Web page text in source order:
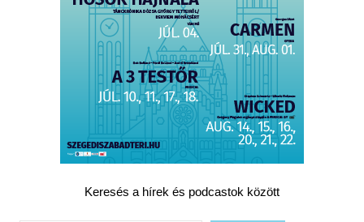
Keresés a hírek és podcastok között